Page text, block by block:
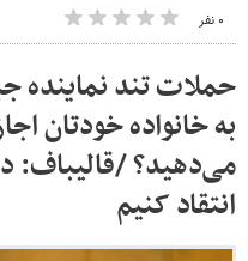
۰ نفر
حملات تند نماینده
به خانواده خودتان
می‌دهید؟ /قالیباف:
انتقاد کنیم